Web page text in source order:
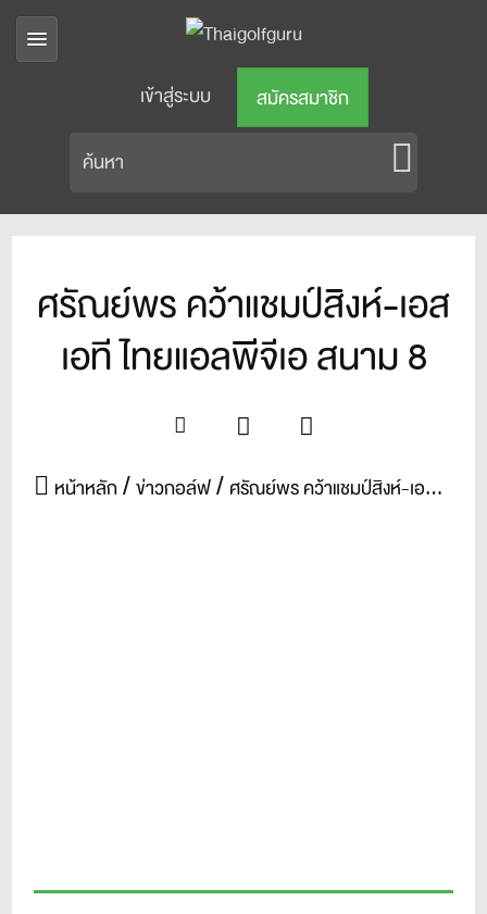
เข้าสู่ระบบ สมัครสมาชิก
ศรัณย์พร คว้าแชมป์สิงห์-เอส
เอที ไทยแอลพีจีเอ สนาม 8
หน้าหลัก ข่าวกอล์ฟ ศรัณย์พร คว้าแชมป์สิงห์-เอสเอที ไทยแอลพีจีเอ สนาม 8